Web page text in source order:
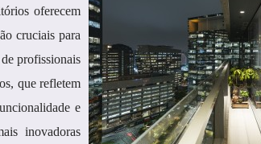
oferecem
cruciais para
profissionais
que refletem
e
inovadoras